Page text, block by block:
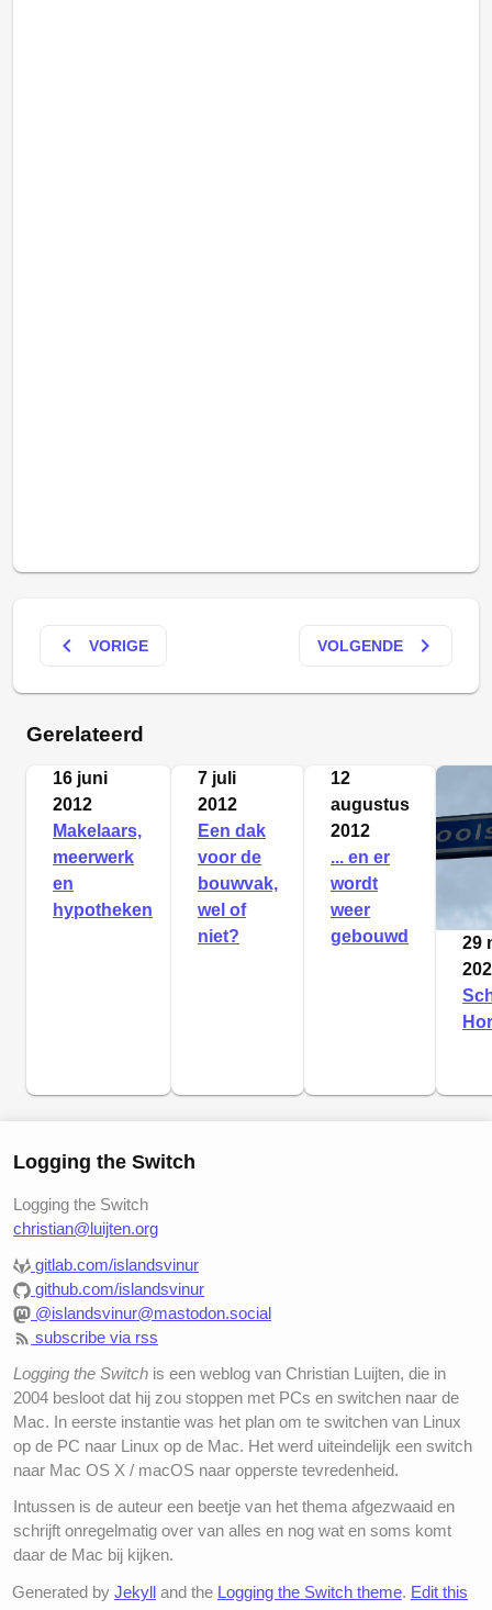
keyboard_arrow_left VORIGE VOLGENDE keyboard_arrow_right
Gerelateerd
16 juni
2012
Makelaars,
meerwerk
en
hypotheken
7 juli
2012
Een dak
voor de
bouwvak,
wel of
niet?
12
augustus
2012
... en er
wordt
weer
gebouwd
29
Logging the Switch
Logging the Switch
christian@luijten.org
gitlab.com/islandsvinur
github.com/islandsvinur
@islandsvinur@mastodon.social
subscribe via rss
Logging the Switch is een weblog van Christian Luijten, die in
2004 besloot dat hij zou stoppen met PCs en switchen naar de
Mac. In eerste instantie was het plan om te switchen van Linux
op de PC naar Linux op de Mac. Het werd uiteindelijk een switch
naar Mac OS X / macOS naar opperste tevredenheid.
Intussen is de auteur een beetje van het thema afgezwaaid en
schrijft onregelmatig over van alles en nog wat en soms komt
daar de Mac bij kijken.
Generated by Jekylland the Logging the Switch theme. Edit this